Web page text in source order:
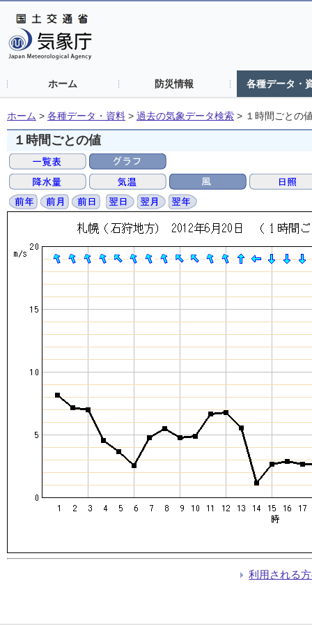
ホーム 防災情報 各種データ・
ホーム > 各種データ・資料 > 過去の気象データ検索 > １時間ごとの
１時間ごとの値
利用される